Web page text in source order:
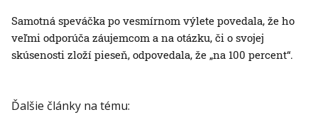
Samotná speváčka po vesmírnom výlete povedala, že ho
veľmi odporúča záujemcom a na otázku, či o svojej
skúsenosti zloží pieseň, odpovedala, že „na 100 percent“.
Ďalšie články na tému: